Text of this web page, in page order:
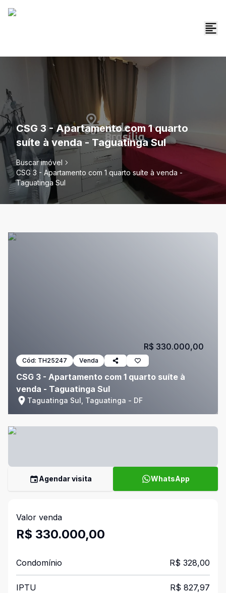
CSG 3 - Apartamento com 1 quarto
suíte à venda - Taguatinga Sul
Buscar imóvel
CSG 3 - Apartamento com 1 quarto suíte à venda -
Taguatinga Sul
Cód: TH25247 Venda
CSG 3 - Apartamento com 1 quarto suíte à
venda - Taguatinga Sul
Taguatinga Sul, Taguatinga - DF
R$ 330.000,00
Agendar visita WhatsApp
Valor venda
R$ 330.000,00
Condomínio R$ 328,00
IPTU R$ 827,97